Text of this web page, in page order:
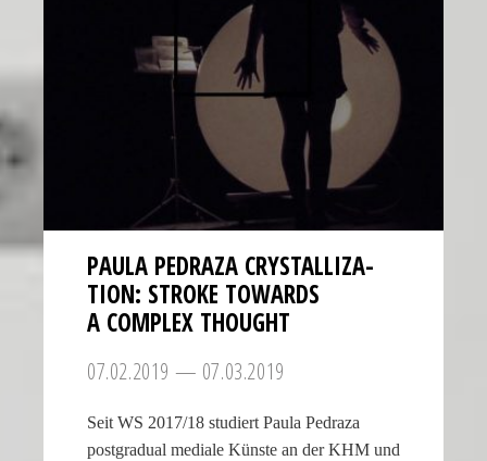
PAULA PEDRAZA CRYSTAL­LIZA­
TION: STROKE TOWARDS
A COMPLEX THOUGHT
07.02.2019 — 07.03.2019
Seit WS 2017/18 studiert Paula Pedraza
postgradual mediale Künste an der KHM und